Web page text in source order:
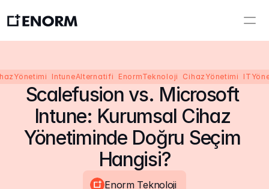
IntuneAlternatifi  EnormTeknoloji  CihazYönetimi
Scalefusion vs. Microsoft
Intune: Kurumsal Cihaz
Yönetiminde Doğru Seçim
Hangisi?
Enorm Teknoloji